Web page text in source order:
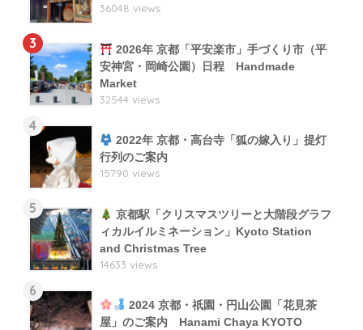
36048 views
3
2026年 京都「平安楽市」手づくり市（平
安神宮・岡崎公園）日程 Handmade
Market
32544 views
4
2022年 京都・高台寺「狐の嫁入り」提灯
行列のご案内
15790 views
5
京都駅「クリスマスツリーと大階段グラフ
ィカルイルミネーション」Kyoto Station
and Christmas Tree
14633 views
6
2024 京都・祇園・円山公園「花見茶
屋」のご案内 Hanami Chaya KYOTO